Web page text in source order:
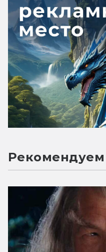
Рекомендуем